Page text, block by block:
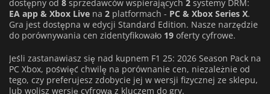
103.13zł
dostępny od 8 sprzedawców wspierających 2 systemy DRM:
EA app & Xbox Live na 2 platformach - PC & Xbox Series X.
Gra jest dostępna w edycji Standard Edition. Nasze narzędzie
do porównywania cen zidentyfikowało 19 oferty cyfrowe.
Jeśli zastanawiasz się nad kupnem F1 25: 2026 Season Pack na
PC Xbox, poświęć chwilę na porównanie cen, niezależnie od
tego, czy preferujesz zdobycie jej w wersji fizycznej ze sklepu,
lub wolisz wersję cyfrową z kluczem do gry.